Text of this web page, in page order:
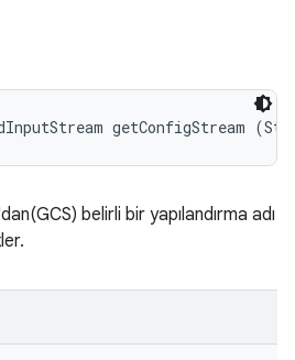
getConfigStream
belirli bir yapılandırma adı